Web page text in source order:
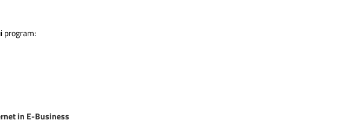
program:
in E-Business